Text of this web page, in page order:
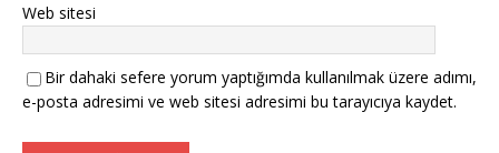
Web sitesi
Bir dahaki sefere yorum yaptığımda kullanılmak üzere adımı,
e-posta adresimi ve web sitesi adresimi bu tarayıcıya kaydet.